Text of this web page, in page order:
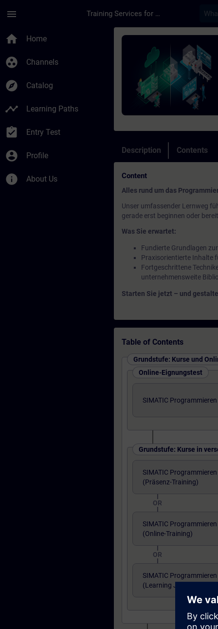
menu Training Services for Digital Industries
home Home
group_work Channels
explore Catalog
timeline Learning Paths
assignment_turned_in Entry Test
account_circle Profile
info About Us
Course - SIMATIC
Description Contents
Content
Alles rund um das
Unser umfassender Lernweg
gerade erst beginnen oder
Was Sie erwartet:
Fundierte Grundlagen
Praxisorientierte Inhalte
Fortgeschrittene
unternehmensweite
Starten Sie jetzt – und
Table of Contents
Grundstufe: Kurse und
Online-Eignungstest
SIMATIC Programmieren
Grundstufe: Kurse in
SIMATIC Programmieren
(Präsenz-Training)
OR
SIMATIC Programmieren
(Online-Training)
OR
SIMATIC Programmieren
(Learning Journey)